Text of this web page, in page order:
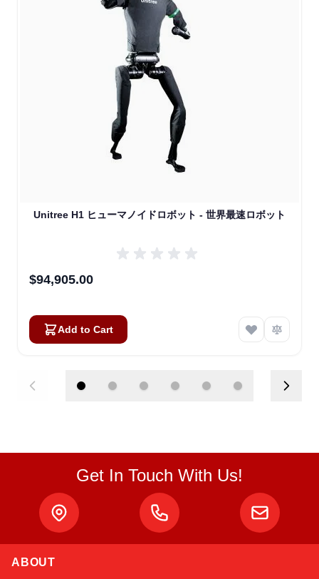
Unitree H1 ヒューマノイドロボット - 世界最速ロボット
$94,905.00
Add to Cart
Get In Touch With Us!
ABOUT